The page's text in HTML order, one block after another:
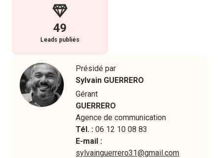
49
Leads publiés
Présidé par
Sylvain GUERRERO
Gérant
GUERRERO
Agence de communication
Tél. : 06 12 10 08 83
E-mail :
sylvainguerrero31@gmail.com